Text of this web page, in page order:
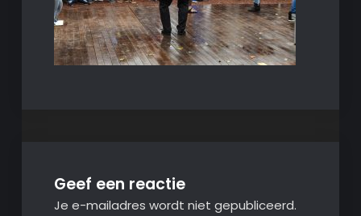
Geef een reactie
Je e-mailadres wordt niet gepubliceerd.